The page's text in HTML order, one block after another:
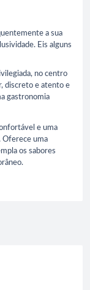
a sua
Eis alguns
no centro
discreto e atento e
gastronomia
e uma
Oferece uma
os sabores